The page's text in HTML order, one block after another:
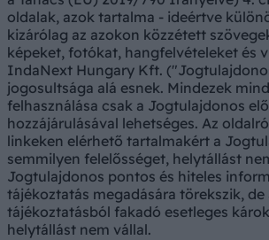
oldalak, azok tartalma - ideértve
kizárólag az azokon közzétett
képeket, fotókat, hangfelvételeket és
IndaNext Hungary Kft.
jogosultsága alá esnek. Mindezek
felhasználása csak a Jogtulajdonos
hozzájárulásával lehetséges. Az
linkeken elérhető tartalmakért a
semmilyen felelősséget, helytállást
Jogtulajdonos pontos és hiteles
tájékoztatás megadására törekszik, de
tájékoztatásból fakadó esetleges
helytállást nem vállal.